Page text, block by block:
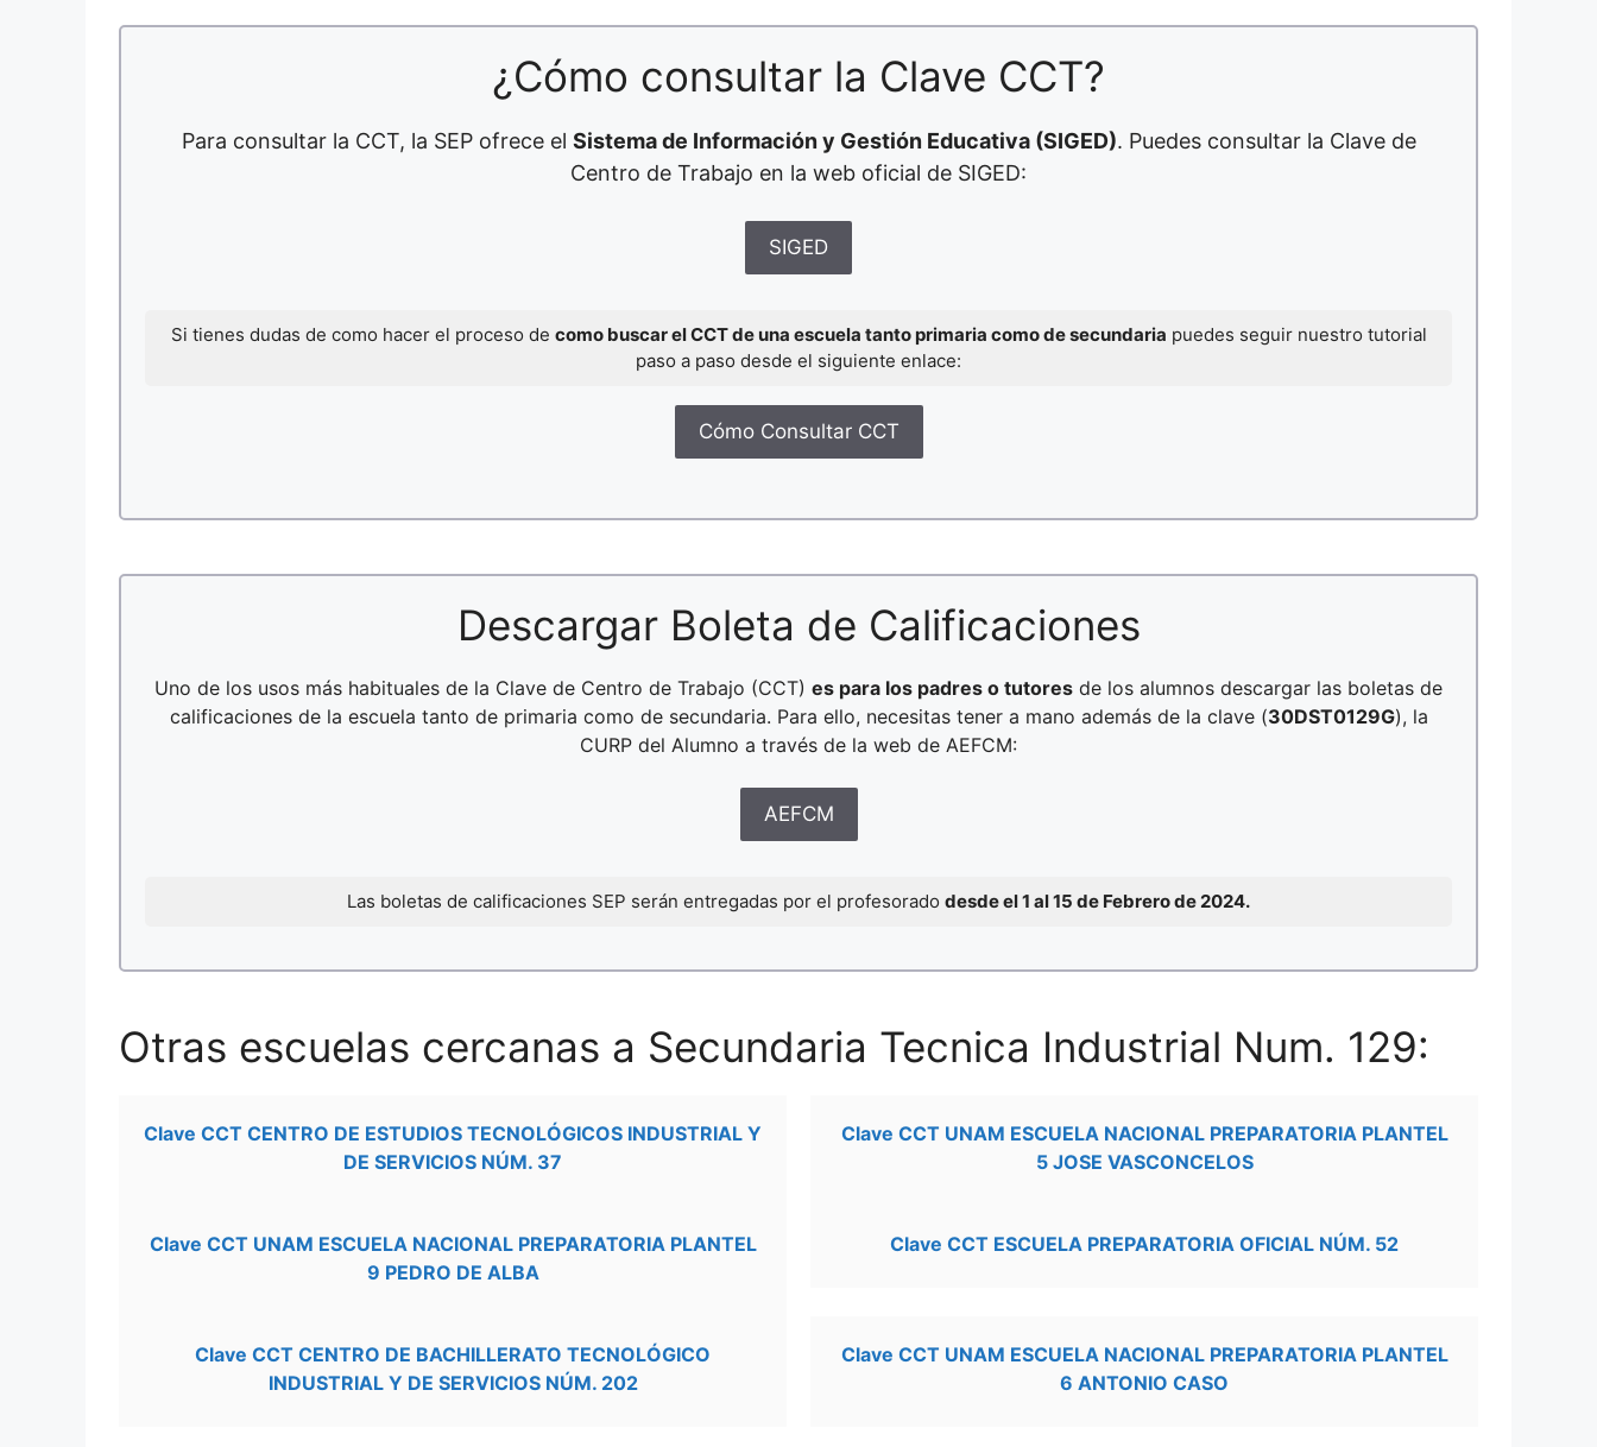
¿Cómo consultar la Clave CCT?
Para consultar la CCT, la SEP ofrece el Sistema de Información y Gestión Educativa (SIGED). Puedes consultar la Clave de
Centro de Trabajo en la web oficial de SIGED:
SIGED
Si tienes dudas de como hacer el proceso de como buscar el CCT de una escuela tanto primaria como de secundaria puedes seguir nuestro tutorial
paso a paso desde el siguiente enlace:
Cómo Consultar CCT
Descargar Boleta de Calificaciones
Uno de los usos más habituales de la Clave de Centro de Trabajo (CCT) es para los padres o tutores de los alumnos descargar las boletas de
calificaciones de la escuela tanto de primaria como de secundaria. Para ello, necesitas tener a mano además de la clave (30DST0129G), la
CURP del Alumno a través de la web de AEFCM:
AEFCM
Las boletas de calificaciones SEP serán entregadas por el profesorado desde el 1 al 15 de Febrero de 2024.
Otras escuelas cercanas a Secundaria Tecnica Industrial Num. 129:
Clave CCT CENTRO DE ESTUDIOS TECNOLÓGICOS INDUSTRIAL Y
DE SERVICIOS NÚM. 37
Clave CCT UNAM ESCUELA NACIONAL PREPARATORIA PLANTEL
5 JOSE VASCONCELOS
Clave CCT UNAM ESCUELA NACIONAL PREPARATORIA PLANTEL
9 PEDRO DE ALBA
Clave CCT ESCUELA PREPARATORIA OFICIAL NÚM. 52
Clave CCT CENTRO DE BACHILLERATO TECNOLÓGICO
INDUSTRIAL Y DE SERVICIOS NÚM. 202
Clave CCT UNAM ESCUELA NACIONAL PREPARATORIA PLANTEL
6 ANTONIO CASO